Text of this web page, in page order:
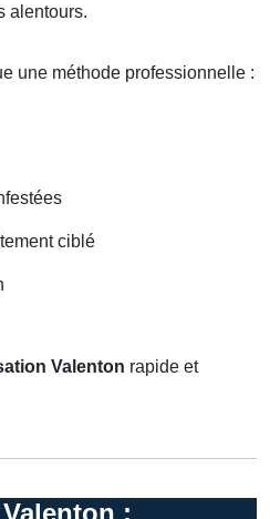
alentours.
une méthode professionnelle :
ciblé
Valenton rapide et
: